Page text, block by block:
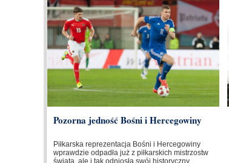
Pozorna jedność Bośni i Hercegowiny
Piłkarska reprezentacja Bośni i Hercegowiny
wprawdzie odpadła już z piłkarskich mistrzostw
świata, ale i tak odniosła swój historyczny